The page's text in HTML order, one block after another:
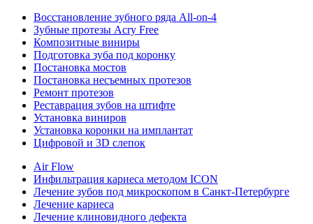
Восстановление зубного ряда All‑on‑4
Зубные протезы Acry Free
Композитные виниры
Подготовка зуба под коронку
Постановка мостов
Постановка несъемных протезов
Ремонт протезов
Реставрация зубов на штифте
Установка виниров
Установка коронки на имплантат
Цифровой и 3D слепок
Air Flow
Инфильтрация кариеса методом ICON
Лечение зубов под микроскопом в Санкт-Петербурге
Лечение кариеса
Лечение клиновидного дефекта